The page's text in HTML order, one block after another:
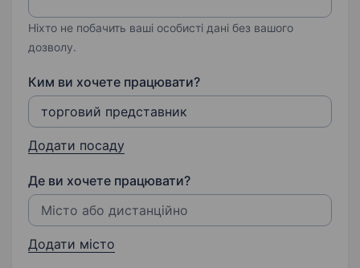
Ніхто не побачить ваші особисті дані без вашого
дозволу.
Ким ви хочете працювати?
Додати посаду
Де ви хочете працювати?
Додати місто